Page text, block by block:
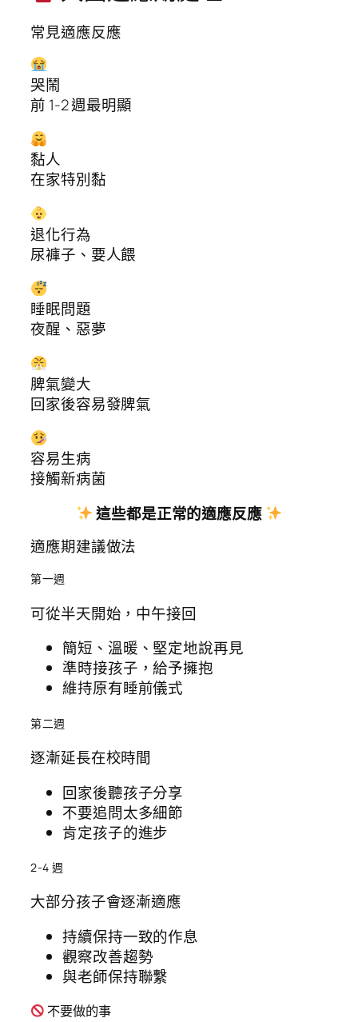
常見適應反應
哭鬧
前 1-2 週最明顯
黏人
在家特別黏
退化行為
尿褲子、要人餵
睡眠問題
夜醒、惡夢
脾氣變大
回家後容易發脾氣
容易生病
接觸新病菌
這些都是正常的適應反應
適應期建議做法
第一週
可從半天開始，中午接回
簡短、溫暖、堅定地說再見
準時接孩子，給予擁抱
維持原有睡前儀式
第二週
逐漸延長在校時間
回家後聽孩子分享
不要追問太多細節
肯定孩子的進步
2-4 週
大部分孩子會逐漸適應
持續保持一致的作息
觀察改善趨勢
與老師保持聯繫
不要做的事